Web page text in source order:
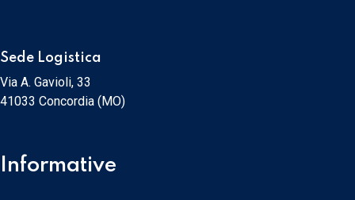
Sede Logistica
Via A. Gavioli, 33
41033 Concordia (MO)
Informative